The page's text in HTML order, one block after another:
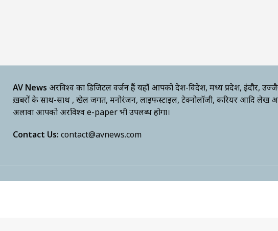
AV News अक्षरविश्व का डिजिटल वर्जन हैं यहाँ आपको देश-विदेश, मध्य प्रदेश, इंदौर,
ख़बरों के साथ-साथ , खेल जगत, मनोरंजन, लाइफस्टाइल, टेक्नोलॉजी, करियर आदि
अलावा आपको अक्षरविश्व e-paper भी उपलब्ध होगा।
Contact Us: contact@avnews.com